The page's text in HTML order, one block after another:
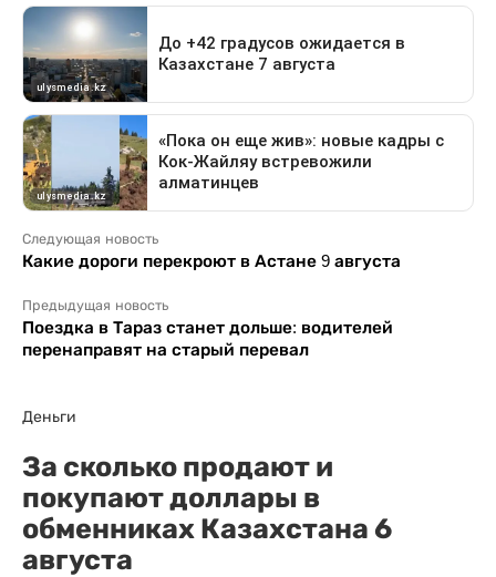
Следующая новость
Какие дороги перекроют в Астане 9 августа
Предыдущая новость
Поездка в Тараз станет дольше: водителей
перенаправят на старый перевал
Деньги
За сколько продают и
покупают доллары в
обменниках Казахстана 6
августа